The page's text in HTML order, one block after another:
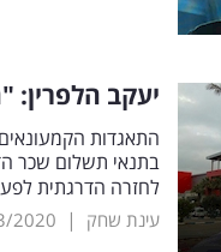
יעקב הלפרין:
התאגדות
בתנאי תשלום שכר
לחזרה הדרגתית
עינת שחק |
2020